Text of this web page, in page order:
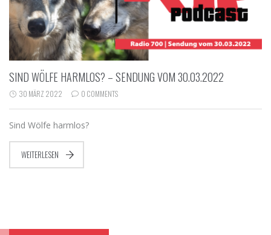
SIND WÖLFE HARMLOS? – SENDUNG VOM 30.03.2022
30 MÄRZ 2022 0 COMMENTS
Sind Wölfe harmlos?
WEITERLESEN